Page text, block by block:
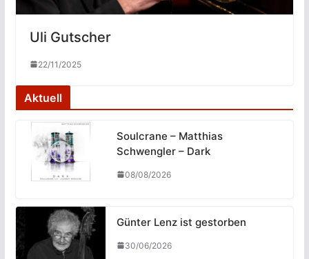
Uli Gutscher
22/11/2025
Aktuell
Soulcrane – Matthias
Schwengler – Dark
08/08/2026
Günter Lenz ist gestorben
30/06/2026